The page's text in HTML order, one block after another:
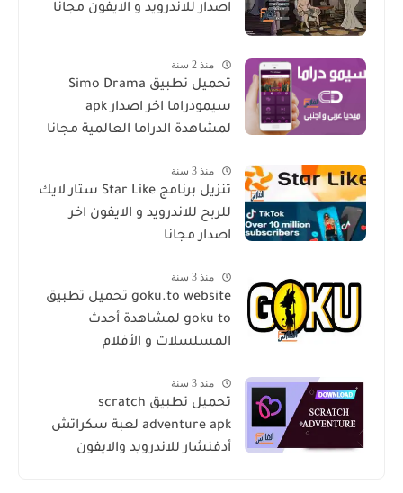
اصدار للاندرويد و الايفون مجانا
منذ 2 سنة
تحميل تطبيق Simo Drama
سيمودراما اخر اصدار apk
لمشاهدة الدراما العالمية مجانا
منذ 3 سنة
تنزيل برنامج Star Like ستار لايك
للربح للاندرويد و الايفون اخر
اصدار مجانا
منذ 3 سنة
goku.to website تحميل تطبيق
goku to لمشاهدة أحدث
المسلسلات و الأفلام
منذ 3 سنة
تحميل تطبيق scratch
adventure apk لعبة سكراتش
أدفنشار للاندرويد والايفون